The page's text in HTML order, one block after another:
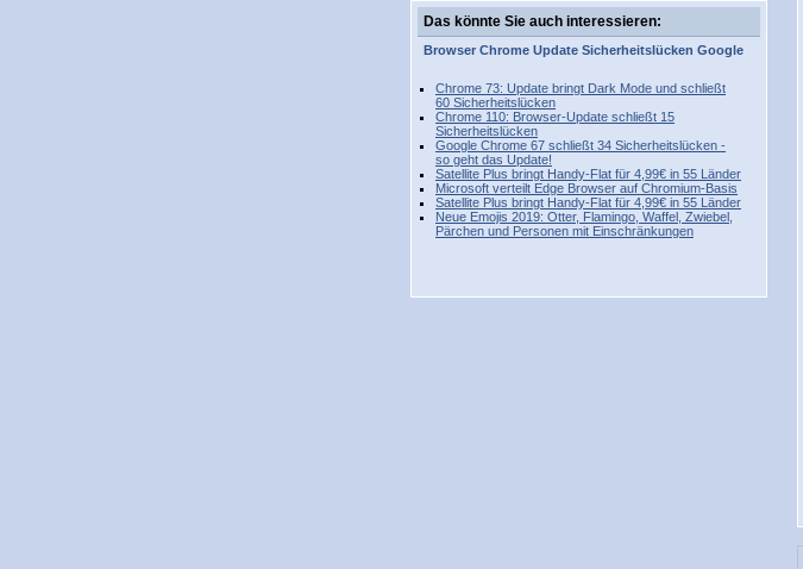
Das könnte Sie auch interessieren:
Browser Chrome Update Sicherheitslücken Google
Chrome 73: Update bringt Dark Mode und schließt
60 Sicherheitslücken
Chrome 110: Browser-Update schließt 15
Sicherheitslücken
Google Chrome 67 schließt 34 Sicherheitslücken -
so geht das Update!
Satellite Plus bringt Handy-Flat für 4,99€ in 55 Länder
Microsoft verteilt Edge Browser auf Chromium-Basis
Satellite Plus bringt Handy-Flat für 4,99€ in 55 Länder
Neue Emojis 2019: Otter, Flamingo, Waffel, Zwiebel,
Pärchen und Personen mit Einschränkungen